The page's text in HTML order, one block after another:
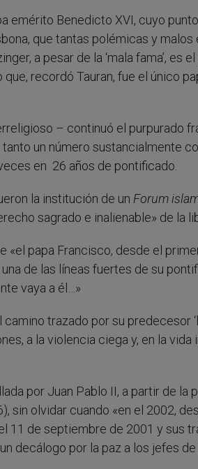
emérito Benedicto XVI, cuyo
que tantas polémicas y malos
a pesar de la ‘mala fama’, es
recordó Tauran, fue el único
– continuó el purpurado
un número sustancialmente
en 26 años de pontificado.
la institución de un Forum
sagrado e inalienable» de la
«el papa Francisco, desde el
de las líneas fuertes de su
vaya a él…»
trazado por su predecesor
a la violencia ciega y, en la vida
por Juan Pablo II, a partir de la
sin olvidar cuando «en el 2002,
11 de septiembre de 2001 y sus
decálogo por la paz a los jefes